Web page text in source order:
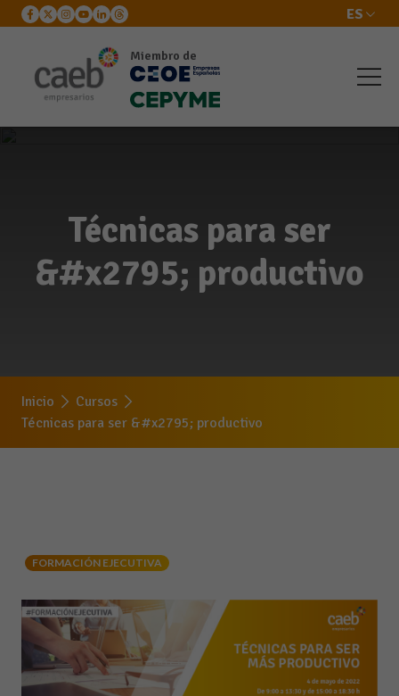
ES
Miembro de
Técnicas para ser
&#x2795; productivo
Inicio
Cursos
Técnicas para ser &#x2795; productivo
FORMACIÓN EJECUTIVA